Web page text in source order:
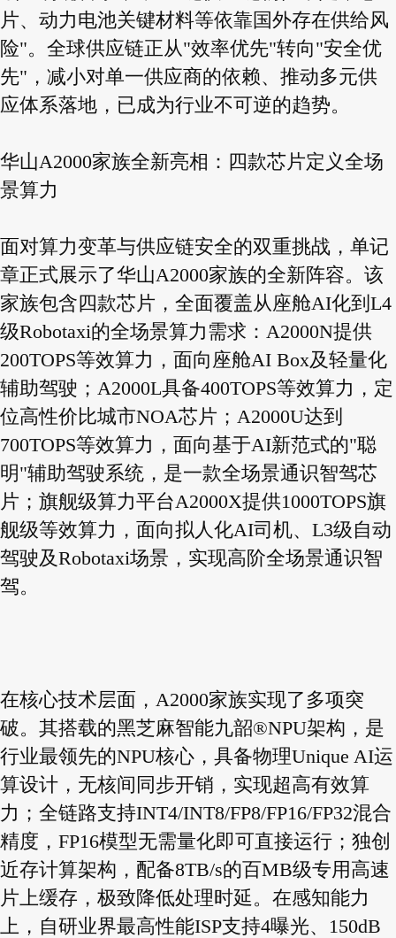
片、动力电池关键材料等依靠国外存在供给风
险"。全球供应链正从"效率优先"转向"安全优
先"，减小对单一供应商的依赖、推动多元供
应体系落地，已成为行业不可逆的趋势。
华山A2000家族全新亮相：四款芯片定义全场
景算力
面对算力变革与供应链安全的双重挑战，单记
章正式展示了华山A2000家族的全新阵容。该
家族包含四款芯片，全面覆盖从座舱AI化到L4
级Robotaxi的全场景算力需求：A2000N提供
200TOPS等效算力，面向座舱AI Box及轻量化
辅助驾驶；A2000L具备400TOPS等效算力，定
位高性价比城市NOA芯片；A2000U达到
700TOPS等效算力，面向基于AI新范式的"聪
明"辅助驾驶系统，是一款全场景通识智驾芯
片；旗舰级算力平台A2000X提供1000TOPS旗
舰级等效算力，面向拟人化AI司机、L3级自动
驾驶及Robotaxi场景，实现高阶全场景通识智
驾。
在核心技术层面，A2000家族实现了多项突
破。其搭载的黑芝麻智能九韶®NPU架构，是
行业最领先的NPU核心，具备物理Unique AI运
算设计，无核间同步开销，实现超高有效算
力；全链路支持INT4/INT8/FP8/FP16/FP32混合
精度，FP16模型无需量化即可直接运行；独创
近存计算架构，配备8TB/s的百MB级专用高速
片上缓存，极致降低处理时延。在感知能力
上，自研业界最高性能ISP支持4曝光、150dB